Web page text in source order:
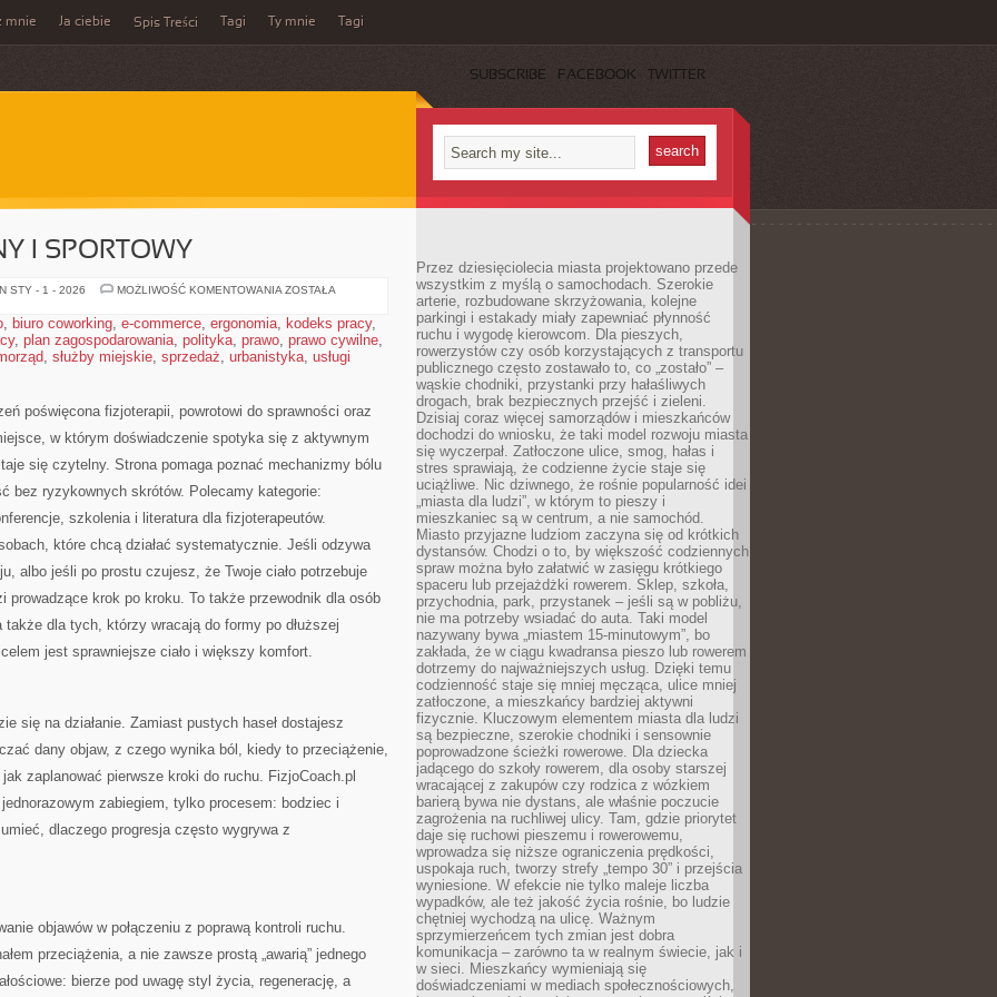
mnie Ja ciebie Spis Treści Tagi Ty mnie Tagi
SUBSCRIBE FACEBOOK TWITTER
I SPORTOWY
STY - 1 - 2026 MOŻLIWOŚĆ KOMENTOWANIA TAPING
SPORTOWY
ZOSTAŁA
, biuro coworking, e-commerce, ergonomia, kodeks pracy,
, plan zagospodarowania, polityka, prawo, prawo cywilne,
, służby miejskie, sprzedaż, urbanistyka, usługi
poświęcona fizjoterapii, powrotowi do sprawności oraz
w którym doświadczenie spotyka się z aktywnym
się czytelny. Strona pomaga poznać mechanizmy bólu
bez ryzykownych skrótów. Polecamy kategorie:
szkolenia i literatura dla fizjoterapeutów.
które chcą działać systematycznie. Jeśli odzywa
albo jeśli po prostu czujesz, że Twoje ciało potrzebuje
prowadzące krok po kroku. To także przewodnik dla osób
dla tych, którzy wracają do formy po dłuższej
jest sprawniejsze ciało i większy komfort.
się na działanie. Zamiast pustych haseł dostajesz
dany objaw, z czego wynika ból, kiedy to przeciążenie,
zaplanować pierwsze kroki do ruchu. FizjoCoach.pl
zabiegiem, tylko procesem: bodziec i
dlaczego progresja często wygrywa z
objawów w połączeniu z poprawą kontroli ruchu.
przeciążenia, a nie zawsze prostą „awarią” jednego
bierze pod uwagę styl życia, regenerację, a
Przez dziesięciolecia miasta projektowano przede
wszystkim z myślą o samochodach. Szerokie
arterie, rozbudowane skrzyżowania, kolejne
parkingi i estakady miały zapewniać płynność
ruchu i wygodę kierowcom. Dla pieszych,
rowerzystów czy osób korzystających z transportu
publicznego często zostawało to, co „zostało” –
wąskie chodniki, przystanki przy hałaśliwych
drogach, brak bezpiecznych przejść i zieleni.
Dzisiaj coraz więcej samorządów i mieszkańców
dochodzi do wniosku, że taki model rozwoju miasta
się wyczerpał. Zatłoczone ulice, smog, hałas i
stres sprawiają, że codzienne życie staje się
uciążliwe. Nic dziwnego, że rośnie popularność idei
„miasta dla ludzi”, w którym to pieszy i
mieszkaniec są w centrum, a nie samochód.
Miasto przyjazne ludziom zaczyna się od krótkich
dystansów. Chodzi o to, by większość codziennych
spraw można było załatwić w zasięgu krótkiego
spaceru lub przejażdżki rowerem. Sklep, szkoła,
przychodnia, park, przystanek – jeśli są w pobliżu,
nie ma potrzeby wsiadać do auta. Taki model
nazywany bywa „miastem 15-minutowym”, bo
zakłada, że w ciągu kwadransa pieszo lub rowerem
dotrzemy do najważniejszych usług. Dzięki temu
codzienność staje się mniej męcząca, ulice mniej
zatłoczone, a mieszkańcy bardziej aktywni
fizycznie. Kluczowym elementem miasta dla ludzi
są bezpieczne, szerokie chodniki i sensownie
poprowadzone ścieżki rowerowe. Dla dziecka
jadącego do szkoły rowerem, dla osoby starszej
wracającej z zakupów czy rodzica z wózkiem
barierą bywa nie dystans, ale właśnie poczucie
zagrożenia na ruchliwej ulicy. Tam, gdzie priorytet
daje się ruchowi pieszemu i rowerowemu,
wprowadza się niższe ograniczenia prędkości,
uspokaja ruch, tworzy strefy „tempo 30” i przejścia
wyniesione. W efekcie nie tylko maleje liczba
wypadków, ale też jakość życia rośnie, bo ludzie
chętniej wychodzą na ulicę. Ważnym
sprzymierzeńcem tych zmian jest dobra
komunikacja – zarówno ta w realnym świecie, jak i
w sieci. Mieszkańcy wymieniają się
doświadczeniami w mediach społecznościowych,